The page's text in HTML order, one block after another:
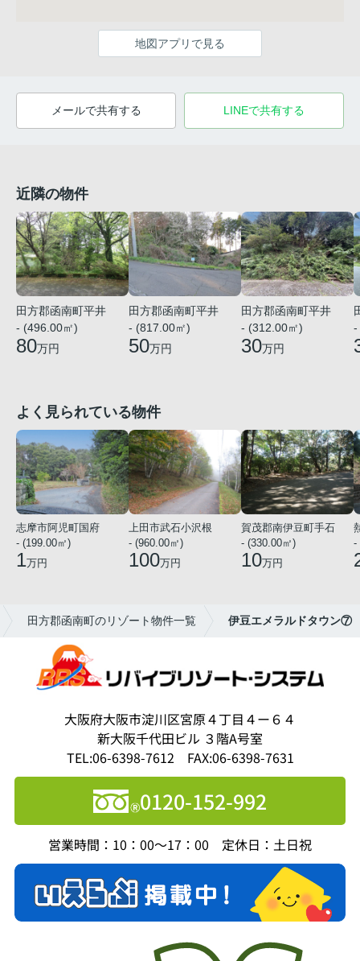
地図アプリで見る
メールで共有する LINEで共有する
近隣の物件
田方郡函南町平井
- (496.00㎡)
80万円
田方郡函南町平井
- (817.00㎡)
50万円
田方郡函南町平井
- (312.00㎡)
30万円
-
よく見られている物件
志摩市阿児町国府
- (199.00㎡)
1万円
上田市武石小沢根
- (960.00㎡)
100万円
賀茂郡南伊豆町手石
- (330.00㎡)
10万円
-
田方郡函南町のリゾート物件一覧 伊豆エメラルドタウン⑦
大阪府大阪市淀川区宮原４丁目４ー６４
新大阪千代田ビル ３階A号室
TEL:06-6398-7612 FAX:06-6398-7631
0120-152-992
営業時間：10：00～17：00 定休日：土日祝